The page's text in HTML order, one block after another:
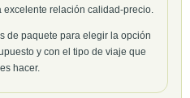
relación calidad-precio.
de paquete para elegir la opción
y con el tipo de viaje que
hacer.